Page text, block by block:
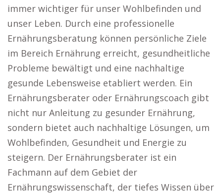
immer wichtiger für unser Wohlbefinden und
unser Leben. Durch eine professionelle
Ernährungsberatung können persönliche Ziele
im Bereich Ernährung erreicht, gesundheitliche
Probleme bewältigt und eine nachhaltige
gesunde Lebensweise etabliert werden. Ein
Ernährungsberater oder Ernährungscoach gibt
nicht nur Anleitung zu gesunder Ernährung,
sondern bietet auch nachhaltige Lösungen, um
Wohlbefinden, Gesundheit und Energie zu
steigern. Der Ernährungsberater ist ein
Fachmann auf dem Gebiet der
Ernährungswissenschaft, der tiefes Wissen über